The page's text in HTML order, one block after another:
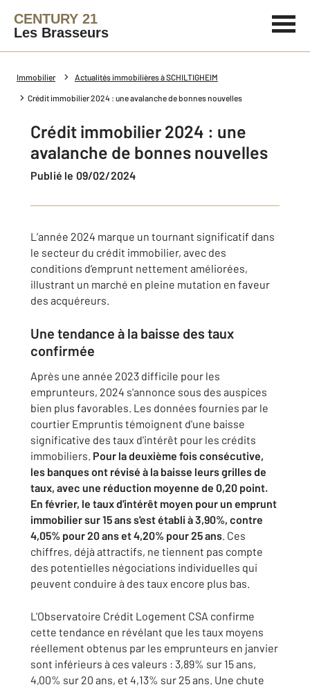
CENTURY 21
Les Brasseurs
Immobilier Actualités immobilières à SCHILTIGHEIM
Crédit immobilier 2024 : une avalanche de bonnes nouvelles
Crédit immobilier 2024 : une
avalanche de bonnes nouvelles
Publié le 09/02/2024
L’année 2024 marque un tournant significatif dans
le secteur du crédit immobilier, avec des
conditions d’emprunt nettement améliorées,
illustrant un marché en pleine mutation en faveur
des acquéreurs.
Une tendance à la baisse des taux
confirmée
Après une année 2023 difficile pour les
emprunteurs, 2024 s'annonce sous des auspices
bien plus favorables. Les données fournies par le
courtier Empruntis témoignent d'une baisse
significative des taux d'intérêt pour les crédits
immobiliers. Pour la deuxième fois consécutive,
les banques ont révisé à la baisse leurs grilles de
taux, avec une réduction moyenne de 0,20 point.
En février, le taux d'intérêt moyen pour un emprunt
immobilier sur 15 ans s'est établi à 3,90%, contre
4,05% pour 20 ans et 4,20% pour 25 ans. Ces
chiffres, déjà attractifs, ne tiennent pas compte
des potentielles négociations individuelles qui
peuvent conduire à des taux encore plus bas.
L'Observatoire Crédit Logement CSA confirme
cette tendance en révélant que les taux moyens
réellement obtenus par les emprunteurs en janvier
sont inférieurs à ces valeurs : 3,89% sur 15 ans,
4,00% sur 20 ans, et 4,13% sur 25 ans. Une chute